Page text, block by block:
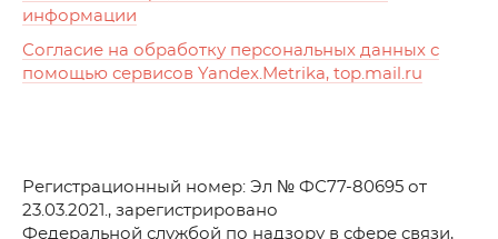
информации
Согласие на обработку персональных данных с
помощью сервисов Yandex.Metrika, top.mail.ru
Регистрационный номер: Эл № ФС77-80695 от
23.03.2021., зарегистрировано
Федеральной службой по надзору в сфере связи,